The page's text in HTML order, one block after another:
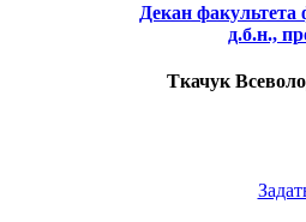
Декан
д.б.н.,
Ткачук